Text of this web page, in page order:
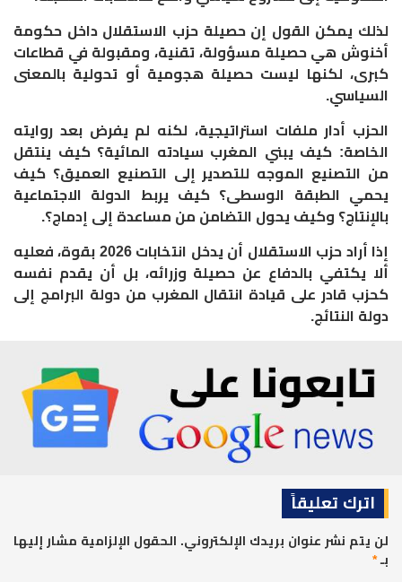
لذلك يمكن القول إن حصيلة حزب الاستقلال داخل حكومة
أخنوش هي حصيلة مسؤولة، تقنية، ومقبولة في قطاعات
كبرى، لكنها ليست حصيلة هجومية أو تحولية بالمعنى
السياسي.
الحزب أدار ملفات استراتيجية، لكنه لم يفرض بعد روايته
الخاصة: كيف يبني المغرب سيادته المائية؟ كيف ينتقل
من التصنيع الموجه للتصدير إلى التصنيع العميق؟ كيف
يحمي الطبقة الوسطى؟ كيف يربط الدولة الاجتماعية
بالإنتاج؟ وكيف يحول التضامن من مساعدة إلى إدماج؟.
إذا أراد حزب الاستقلال أن يدخل انتخابات 2026 بقوة، فعليه
ألا يكتفي بالدفاع عن حصيلة وزرائه، بل أن يقدم نفسه
كحزب قادر على قيادة انتقال المغرب من دولة البرامج إلى
دولة النتائج.
اترك تعليقاً
لن يتم نشر عنوان بريدك الإلكتروني. الحقول الإلزامية مشار إليها
بـ*